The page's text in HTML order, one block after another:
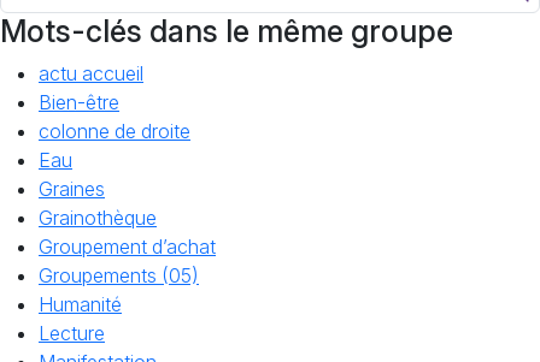
Mots-clés dans le même groupe
actu accueil
Bien-être
colonne de droite
Eau
Graines
Grainothèque
Groupement d’achat
Groupements (05)
Humanité
Lecture